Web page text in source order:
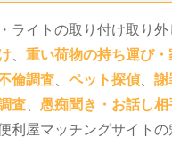
イトの取り付け取り外
、 重い荷物の持ち運び
倫調査、 ペット探偵、 謝
査、 愚痴聞き・お話し
屋マッチングサイトの